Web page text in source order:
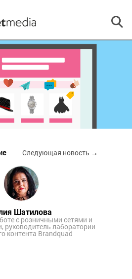
Следующая новость →
Шатилова
с розничными сетями и
руководитель лаборатории
контента Brandquad